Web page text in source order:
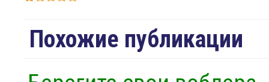
Похожие публикации